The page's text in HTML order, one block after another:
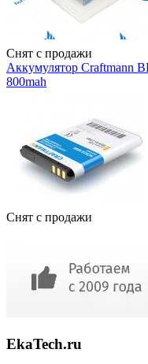
Снят с продажи
Аккумулятор Craftmann
800mah
Снят с продажи
EkaTech.ru